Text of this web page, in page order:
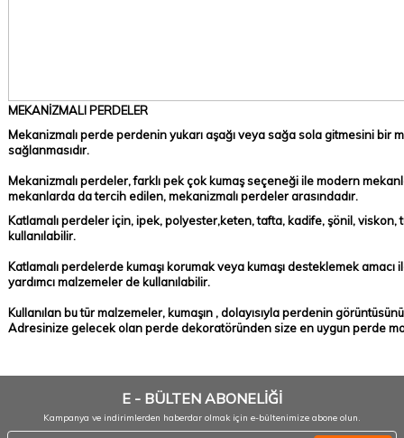
MEKANİZMALI PERDELER
Mekanizmalı perde perdenin yukarı aşağı veya sağa sola gitmesini bir
sağlanmasıdır.
Mekanizmalı perdeler, farklı pek çok kumaş seçeneği ile modern
mekanlarda da tercih edilen, mekanizmalı perdeler arasındadır.
Katlamalı perdeler için, ipek, polyester,keten, tafta, kadife, şönil, viskon,
kullanılabilir.
Katlamalı perdelerde kumaşı korumak veya kumaşı desteklemek amacı
yardımcı malzemeler de kullanılabilir.
Kullanılan bu tür malzemeler, kumaşın , dolayısıyla perdenin
Adresinize gelecek olan perde dekoratöründen size en uygun perde
E - BÜLTEN ABONELİĞİ
Kampanya ve indirimlerden haberdar olmak için e-bültenimize abone olun.